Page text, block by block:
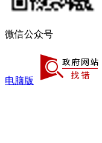
微信公众号
电脑版